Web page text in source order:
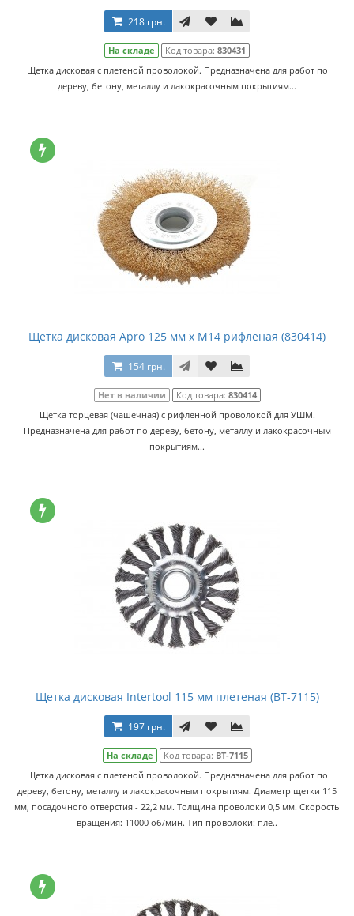
218 грн.
На складе Код товара: 830431
Щетка дисковая с плетеной проволокой. Предназначена для работ по
дереву, бетону, металлу и лакокрасочным покрытиям...
Щетка дисковая Apro 125 мм x М14 рифленая (830414)
154 грн.
Нет в наличии Код товара: 830414
Щетка торцевая (чашечная) с рифленной проволокой для УШМ.
Предназначена для работ по дереву, бетону, металлу и лакокрасочным
покрытиям...
Щетка дисковая Intertool 115 мм плетеная (BT-7115)
197 грн.
На складе Код товара: BT-7115
Щетка дисковая с плетеной проволокой. Предназначена для работ по
дереву, бетону, металлу и лакокрасочным покрытиям. Диаметр щетки 115
мм, посадочного отверстия - 22,2 мм. Толщина проволоки 0,5 мм. Скорость
вращения: 11000 об/мин. Тип проволоки: пле..